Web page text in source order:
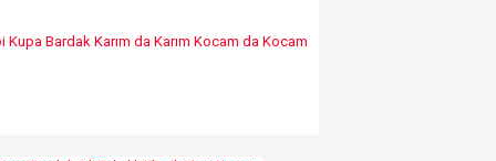
Kupa Bardak Karım da Karım Kocam da Kocam